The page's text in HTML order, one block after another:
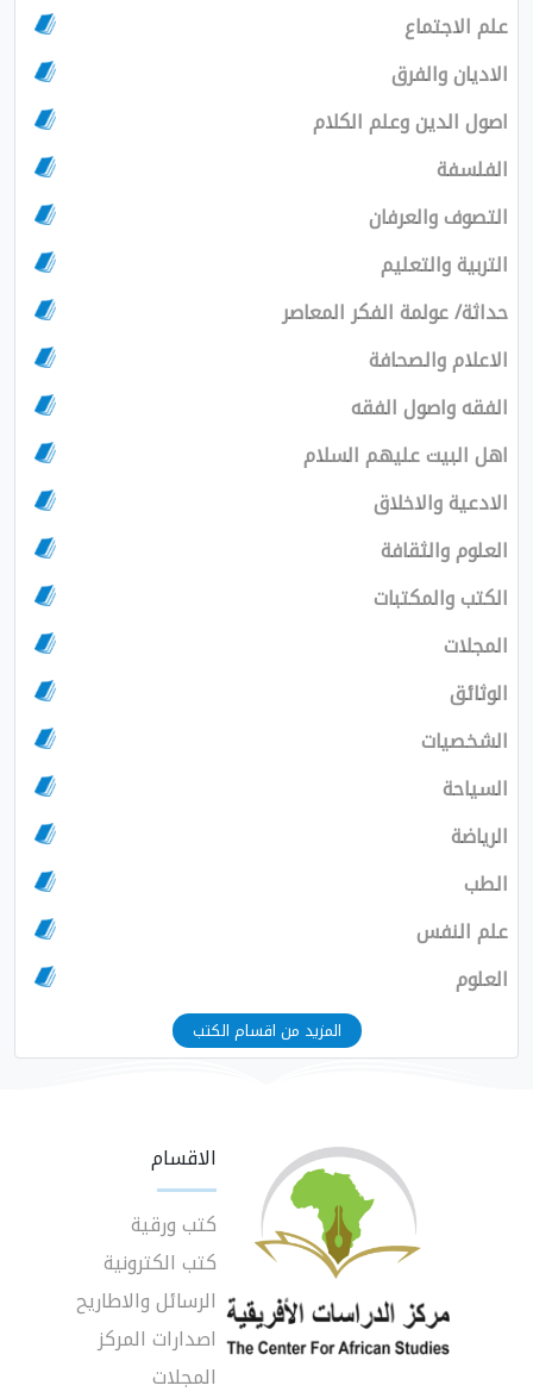
علم الاجتماع
الاديان والفرق
اصول الدين وعلم الكلام
الفلسفة
التصوف والعرفان
التربية والتعليم
حداثة/ عولمة الفكر المعاصر
الاعلام والصحافة
الفقه واصول الفقه
اهل البيت عليهم السلام
الادعية والاخلاق
العلوم والثقافة
الكتب والمكتبات
المجلات
الوثائق
الشخصيات
السياحة
الرياضة
الطب
علم النفس
العلوم
المزيد من اقسام الكتب
الاقسام
كتب ورقية
كتب الكترونية
الرسائل والاطاريح
اصدارات المركز
المجلات